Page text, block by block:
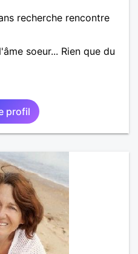
recherche rencontre
soeur... Rien que du
profil